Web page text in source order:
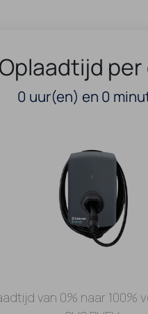
Oplaadtijd per
0 uur(en) en 0
van 0% naar 100%